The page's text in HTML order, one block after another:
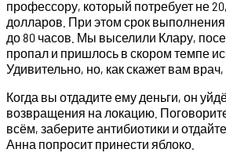
профессору, который потребует не
долларов. При этом срок выполнения
до 80 часов. Мы выселили Клару,
пропал и пришлось в скором темпе
Удивительно, но, как скажет вам
Когда вы отдадите ему деньги, он
возвращения на локацию.
всём, заберите антибиотики и
Анна попросит принести яблоко.